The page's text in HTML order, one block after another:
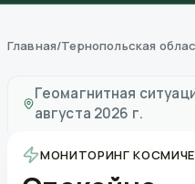
Главная/Тернопольская
Геомагнитная
августа 2026 г.
МОНИТОРИНГ